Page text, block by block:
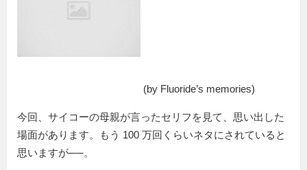
(by Fluoride’s memories)
今回、サイコーの母親が言ったセリフを見て、思い出した
場面があります。もう 100 万回くらいネタにされていると
思いますが──。